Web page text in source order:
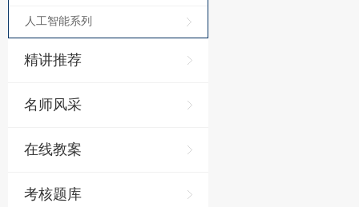
人工智能系列
精讲推荐
名师风采
在线教案
考核题库